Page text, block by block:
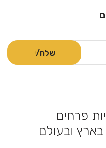
פרחים
ובעולם